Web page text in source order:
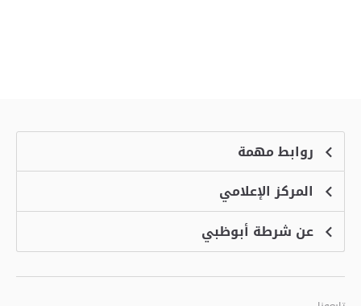
روابط مهمة
الشكاوى
منصة التوظيف الذكية
الاسئلة الشائعة
خدمة أمان
المركز الإعلامي
الأخبارعن شرطة أبوظبي
الرؤية والرسالة والقيم
تاريخ شرطة أبوظبي